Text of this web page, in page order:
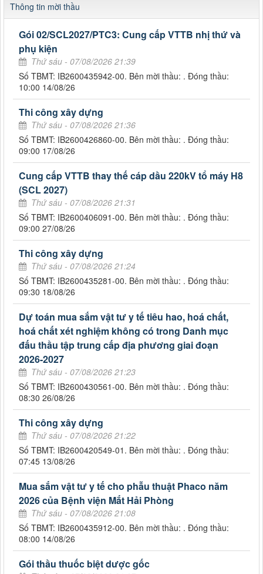
Thông tin mời thầu
Gói 02/SCL2027/PTC3: Cung cấp VTTB nhị thứ và
phụ kiện
Thứ sáu - 07/08/2026 21:39
Số TBMT: IB2600435942-00. Bên mời thầu: . Đóng thầu:
10:00 14/08/26
Thi công xây dựng
Thứ sáu - 07/08/2026 21:36
Số TBMT: IB2600426860-00. Bên mời thầu: . Đóng thầu:
09:00 17/08/26
Cung cấp VTTB thay thế cáp dầu 220kV tổ máy H8
(SCL 2027)
Thứ sáu - 07/08/2026 21:31
Số TBMT: IB2600406091-00. Bên mời thầu: . Đóng thầu:
09:00 27/08/26
Thi công xây dựng
Thứ sáu - 07/08/2026 21:24
Số TBMT: IB2600435281-00. Bên mời thầu: . Đóng thầu:
09:30 18/08/26
Dự toán mua sắm vật tư y tế tiêu hao, hoá chất,
hoá chất xét nghiệm không có trong Danh mục
đấu thầu tập trung cấp địa phương giai đoạn
2026-2027
Thứ sáu - 07/08/2026 21:23
Số TBMT: IB2600430561-00. Bên mời thầu: . Đóng thầu:
08:30 26/08/26
Thi công xây dựng
Thứ sáu - 07/08/2026 21:22
Số TBMT: IB2600420549-01. Bên mời thầu: . Đóng thầu:
07:45 13/08/26
Mua sắm vật tư y tế cho phẫu thuật Phaco năm
2026 của Bệnh viện Mắt Hải Phòng
Thứ sáu - 07/08/2026 21:08
Số TBMT: IB2600435912-00. Bên mời thầu: . Đóng thầu:
08:00 14/08/26
Gói thầu thuốc biệt dược gốc